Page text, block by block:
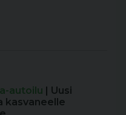
autoilu | Uusi
kasvaneelle